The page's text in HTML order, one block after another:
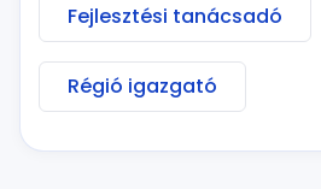
Fejlesztési tanácsadó
Régió igazgató